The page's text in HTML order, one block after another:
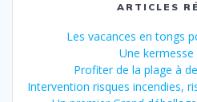
ARTICLES
Les vacances en tongs
Une kermesse
Profiter de la plage à
Intervention risques incendies,